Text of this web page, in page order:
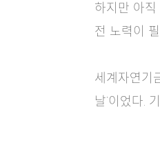
하지만 아
전 노력이
세계자연기
날’이었다.